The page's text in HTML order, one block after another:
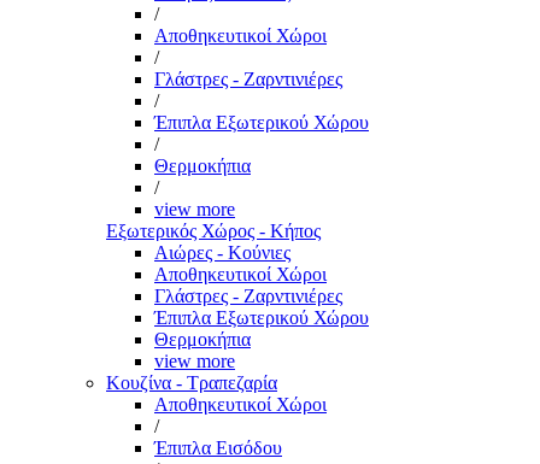
/
Αποθηκευτικοί Χώροι
/
Γλάστρες - Ζαρντινιέρες
/
Έπιπλα Εξωτερικού Χώρου
/
Θερμοκήπια
/
view more
Εξωτερικός Χώρος - Κήπος
Αιώρες - Κούνιες
Αποθηκευτικοί Χώροι
Γλάστρες - Ζαρντινιέρες
Έπιπλα Εξωτερικού Χώρου
Θερμοκήπια
view more
Κουζίνα - Τραπεζαρία
Αποθηκευτικοί Χώροι
/
Έπιπλα Εισόδου